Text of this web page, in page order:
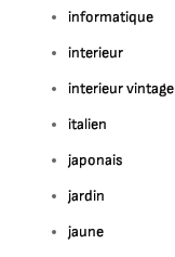
informatique
interieur
interieur vintage
italien
japonais
jardin
jaune